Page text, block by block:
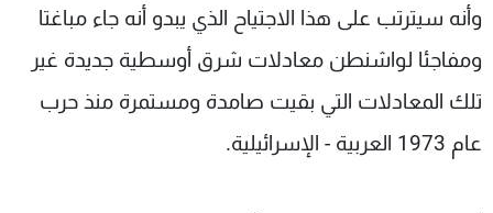
وأنه سيترتب على هذا الاجتياح الذي يبدو أنه جاء مباغتا
ومفاجئا لواشنطن معادلات شرق أوسطية جديدة غير
تلك المعادلات التي بقيت صامدة ومستمرة منذ حرب
عام 1973 العربية - الإسرائيلية.